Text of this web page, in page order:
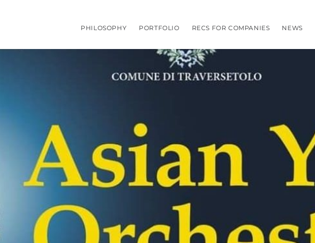
PHILOSOPHY PORTFOLIO RECS FOR COMPANIES NEWS